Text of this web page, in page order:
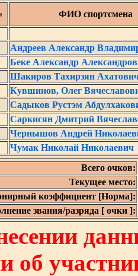
ФИО спортсмена
Андреев Александр
Беке Александр
Шакиров Тахирзян
Кувшинов, Олег
Садыков Рустэм
Саркисян Дмитрий
Чернышов Андрей
Чумак Николай Николаевич
Всего очков:
Текущее место:
коэффициент [Норма]:
звания/разряда [ очки ]:
об